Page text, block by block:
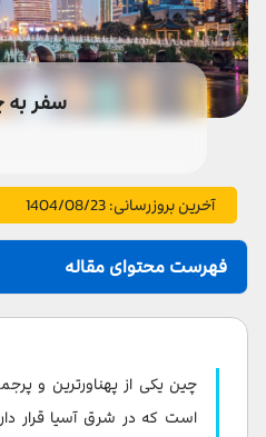
سفر
آخرین بروزرسانی:1404/08/23
فهرست محتوای مقاله
چین کجاست؟
بهترین زمان سفر به چین
چین یکی از پهناورترین و
است که در شرق آسیا قرار